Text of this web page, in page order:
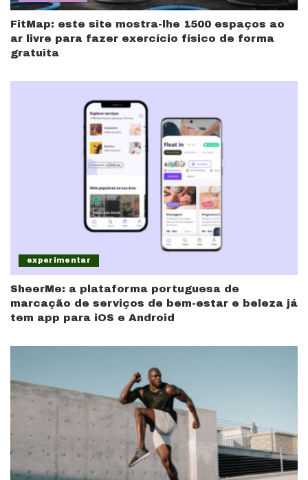
FitMap: este site mostra-lhe 1500 espaços ao
ar livre para fazer exercício físico de forma
gratuita
experimentar
SheerMe: a plataforma portuguesa de
marcação de serviços de bem-estar e beleza já
tem app para iOS e Android